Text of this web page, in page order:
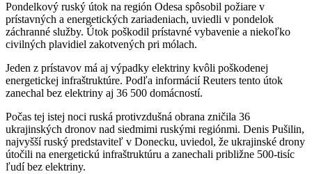
Pondelkový ruský útok na región Odesa spôsobil požiare v
prístavných a energetických zariadeniach, uviedli v pondelok
záchranné služby. Útok poškodil prístavné vybavenie a niekoľko
civilných plavidiel zakotvených pri mólach.
Jeden z prístavov má aj výpadky elektriny kvôli poškodenej
energetickej infraštruktúre. Podľa informácií Reuters tento útok
zanechal bez elektriny aj 36 500 domácností.
Počas tej istej noci ruská protivzdušná obrana zničila 36
ukrajinských dronov nad siedmimi ruskými regiónmi. Denis Pušilin,
najvyšší ruský predstaviteľ v Donecku, uviedol, že ukrajinské drony
útočili na energetickú infraštruktúru a zanechali približne 500-tisíc
ľudí bez elektriny.